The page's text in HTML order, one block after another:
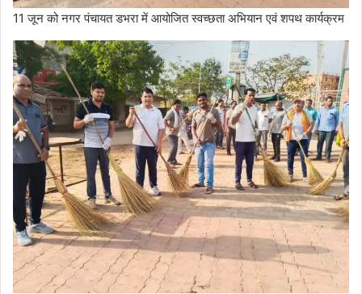
11 जून को नगर पंचायत डभरा में आयोजित स्वच्छता अभियान एवं शपथ कार्यक्रम